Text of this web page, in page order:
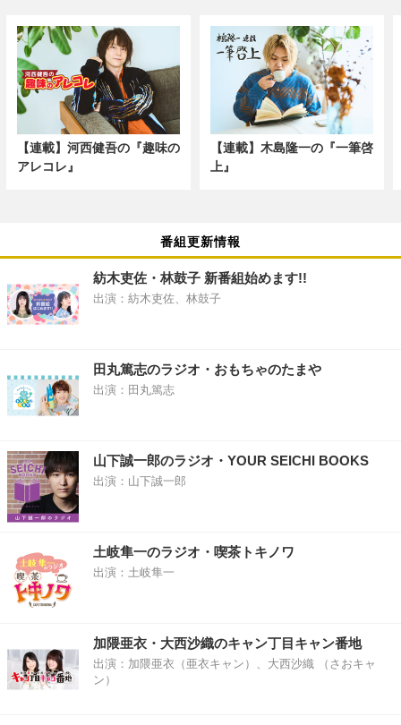
【連載】河西健吾の『趣味の
アレコレ』
【連載】木島隆一の『一筆啓
上』
番組更新情報
紡木吏佐・林鼓子 新番組始めます!!
出演：紡木吏佐、林鼓子
田丸篤志のラジオ・おもちゃのたまや
出演：田丸篤志
山下誠一郎のラジオ・YOUR SEICHI BOOKS
出演：山下誠一郎
土岐隼一のラジオ・喫茶トキノワ
出演：土岐隼一
加隈亜衣・大西沙織のキャン丁目キャン番地
出演：加隈亜衣（亜衣キャン）、大西沙織 （さおキャ
ン）